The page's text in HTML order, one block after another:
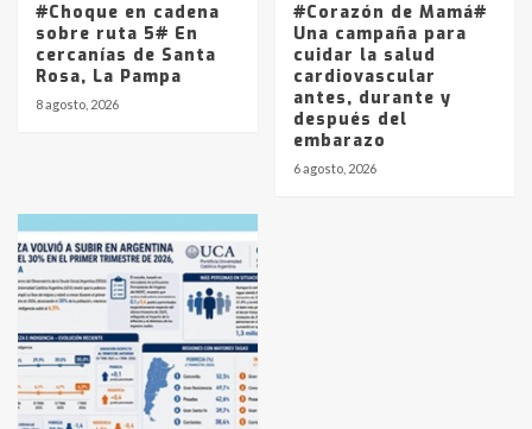
#Choque en cadena
sobre ruta 5# En
cercanías de Santa
Rosa, La Pampa
8 agosto, 2026
#Corazón de Mamá#
Una campaña para
cuidar la salud
cardiovascular
antes, durante y
después del
embarazo
6 agosto, 2026